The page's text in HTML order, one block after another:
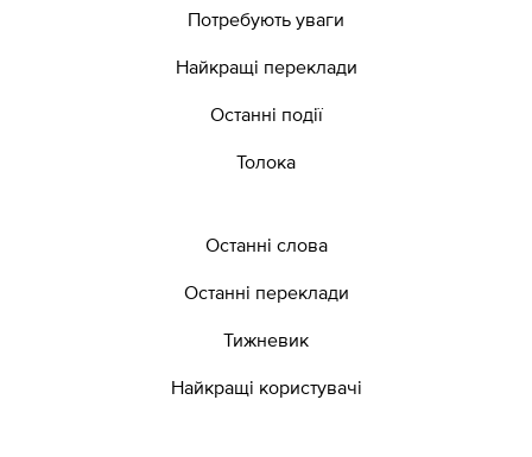
Потребують уваги
Найкращі переклади
Останні події
Толока
Останні слова
Останні переклади
Тижневик
Найкращі користувачі